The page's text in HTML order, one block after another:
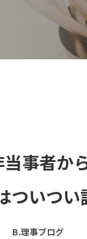
当事者
ついつ
B.理事ブログ